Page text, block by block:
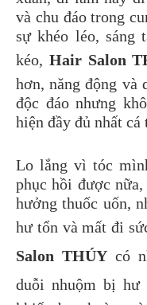
và chu đáo trong
sự khéo léo, sáng
kéo, Hair Salon
hơn, năng động và
độc đáo nhưng
hiện đầy đủ nhất cá
Lo lắng vì tóc
phục hồi được
hưởng thuốc uốn,
hư tổn và mất đi
Salon THÚY có
duỗi nhuộm bị hư